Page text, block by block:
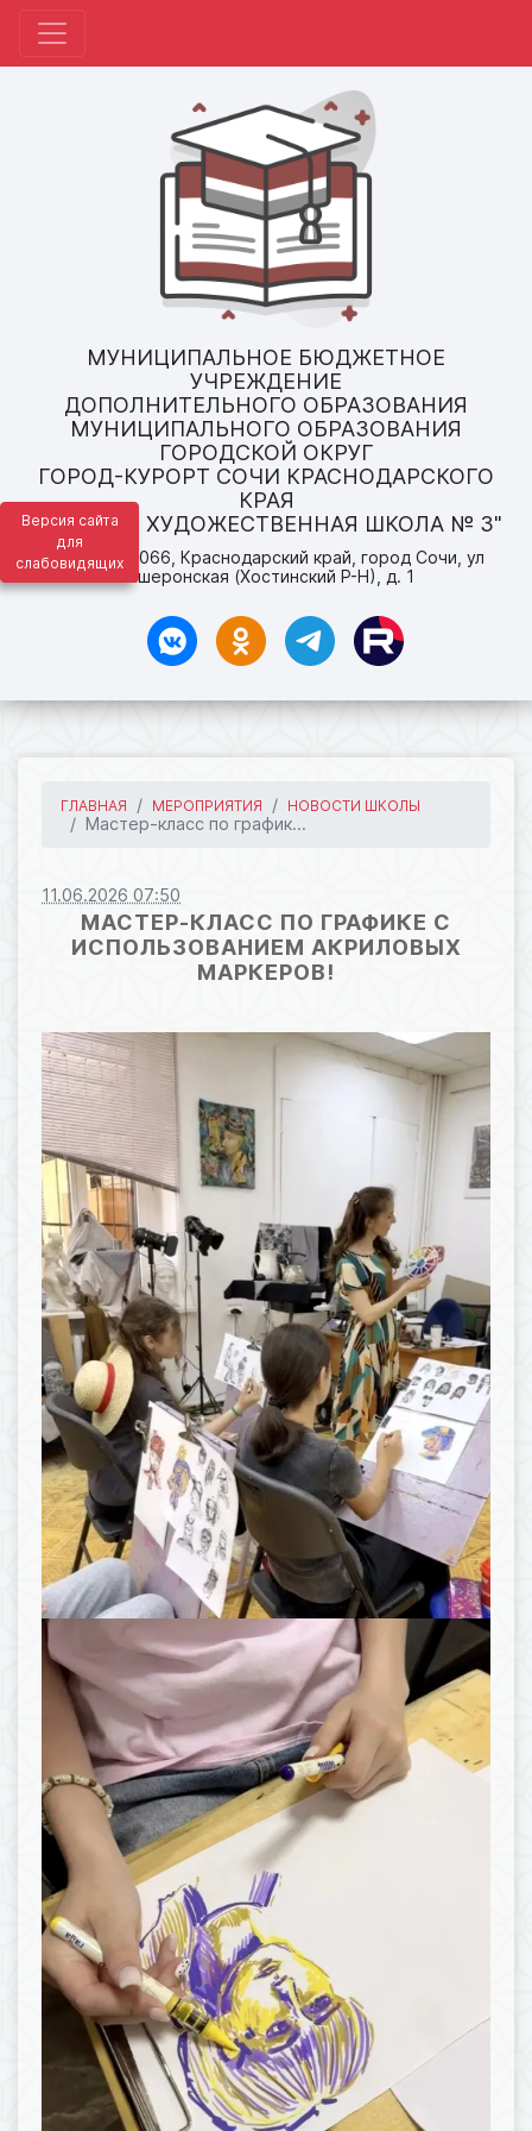
Версия сайта
для
слабовидящих
МУНИЦИПАЛЬНОЕ БЮДЖЕТНОЕ
УЧРЕЖДЕНИЕ
ДОПОЛНИТЕЛЬНОГО ОБРАЗОВАНИЯ
МУНИЦИПАЛЬНОГО ОБРАЗОВАНИЯ
ГОРОДСКОЙ ОКРУГ
ГОРОД-КУРОРТ СОЧИ КРАСНОДАРСКОГО
КРАЯ
"ДЕТСКАЯ ХУДОЖЕСТВЕННАЯ ШКОЛА № 3"
адрес: 354066, Краснодарский край, город Сочи, ул
Апшеронская (Хостинский Р-Н), д. 1
ГЛАВНАЯ МЕРОПРИЯТИЯ НОВОСТИ ШКОЛЫ
Мастер-класс по график...
11.06.2026 07:50
МАСТЕР-КЛАСС ПО ГРАФИКЕ С
ИСПОЛЬЗОВАНИЕМ АКРИЛОВЫХ
МАРКЕРОВ!